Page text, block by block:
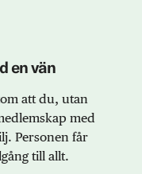
en vän
att du, utan
med
Personen får
till allt.